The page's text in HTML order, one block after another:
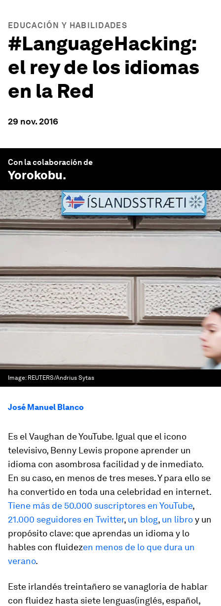
EDUCACIÓN Y HABILIDADES
#LanguageHacking:
el rey de los idiomas
en la Red
29 nov. 2016
Con la colaboración de
Yorokobu.
Image: REUTERS/Andrius Sytas
José Manuel Blanco
Es el Vaughan de YouTube. Igual que el icono
televisivo, Benny Lewis propone aprender un
idioma con asombrosa facilidad y de inmediato.
En su caso, en menos de tres meses. Y para ello se
ha convertido en toda una celebridad en internet.
Tiene más de 50.000 suscriptores en YouTube,
21.000 seguidores en Twitter, un blog, un libroy un
propósito clave: que aprendas un idioma y lo
hables con fluidezen menos de lo que dura un
verano.
Este irlandés treintañero se vanagloria de hablar
con fluidez hasta siete lenguas(inglés, español,